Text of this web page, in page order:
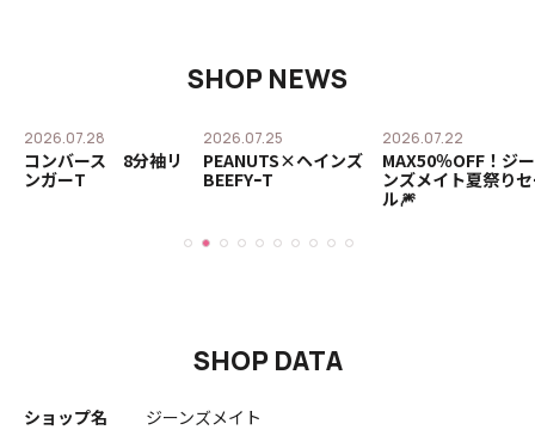
SHOP NEWS
2026.07.28
コンバース 8分袖リ
ンガーT
2026.07.25
PEANUTS×ヘインズ
BEEFYｰT
2026.07.22
MAX50％OFF！ジー
ンズメイト夏祭り
ル🎆
SHOP DATA
ショップ名 ジーンズメイト